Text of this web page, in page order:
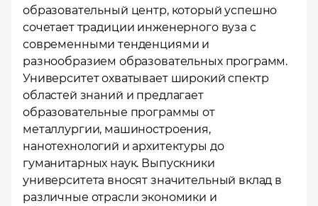
образовательный центр, который успешно
сочетает традиции инженерного вуза с
современными тенденциями и
разнообразием образовательных программ.
Университет охватывает широкий спектр
областей знаний и предлагает
образовательные программы от
металлургии, машиностроения,
нанотехнологий и архитектуры до
гуманитарных наук. Выпускники
университета вносят значительный вклад в
различные отрасли экономики и
Местоположение